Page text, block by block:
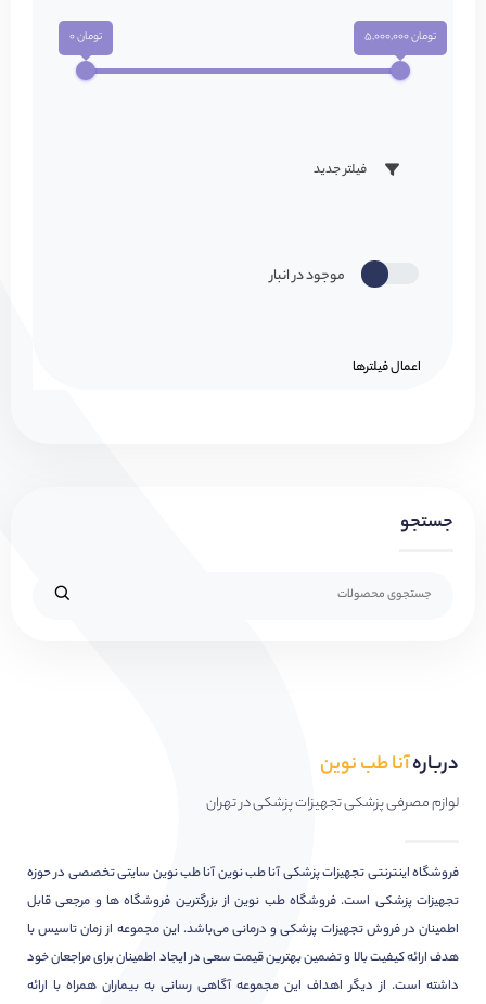
تومان 0 تومان 5,000,000
فیلتر جدید
موجود در انبار
اعمال فیلتر‌ها
جستجو
دربارهآنا طب نوین
لوازم مصرفی پزشکی تجهیزات پزشکی در تهران
فروشگاه اینترنتی تجهیزات پزشکی آنا طب نوین آنا طب نوین سایتی تخصصی در حوزه
تجهیزات پزشکی است. فروشگاه طب نوین از بزرگترین فروشگاه ها و مرجعی قابل
اطمینان در فروش تجهیزات پزشکی و درمانی می‌باشد. این مجموعه از زمان تاسیس با
هدف ارائه کیفیت بالا و تضمین بهترین قیمت سعی در ایجاد اطمینان برای مراجعان خود
داشته است. از دیگر اهداف این مجموعه آگاهی رسانی به بیماران همراه با ارائه